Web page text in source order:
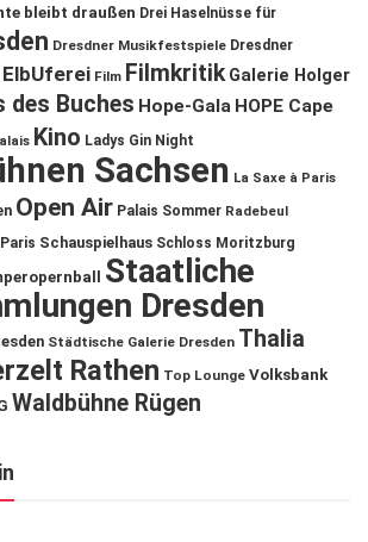
bleibt draußen Drei Haselnüsse für
Dresdner Musikfestspiele Dresdner
ElbUferei Film Filmkritik Galerie Holger
des Buches Hope-Gala HOPE Cape
Kino Ladys Gin Night
Sachsen La Saxe à Paris
Open Air Palais Sommer Radebeul
Schauspielhaus Schloss Moritzburg
Staatliche
Dresden
Städtische Galerie Dresden Thalia
Rathen Top Lounge Volksbank
Waldbühne Rügen